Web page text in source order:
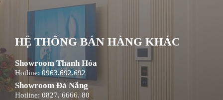
HỆ THỐNG BÁN HÀNG KHÁC
Showroom Thanh Hóa
Hotline: 0963.692.692
Showroom Đà Nẵng
Hotline: 0827. 6666. 80